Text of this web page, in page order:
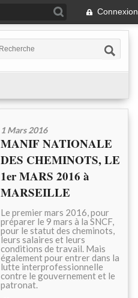
Connexion
1 Mars 2016
MANIF NATIONALE
DES CHEMINOTS, LE
1er MARS 2016 à
MARSEILLE
Le premier mars 2016, pour
préparer le 9 mars à la SNCF,
pour le statut des cheminots,
leurs salaires et leurs
conditions de travail. Mais
également pour entrer dans la
lutte interprofessionnelle
contre le gouvernement et le
patronat.